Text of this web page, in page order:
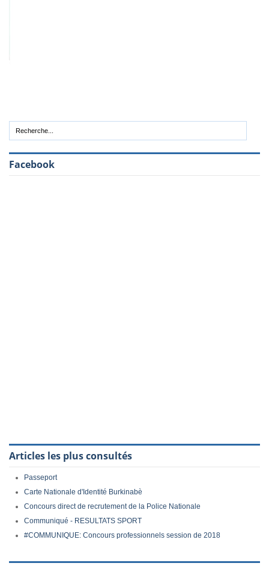
Facebook
Articles les plus consultés
Passeport
Carte Nationale d'Identité Burkinabè
Concours direct de recrutement de la Police Nationale
Communiqué - RESULTATS SPORT
#COMMUNIQUE: Concours professionnels session de 2018